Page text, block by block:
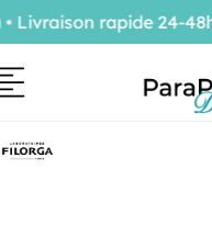
rapide 24-48h